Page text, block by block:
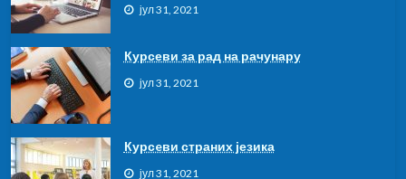
јул 31, 2021
Курсеви за рад на рачунару
јул 31, 2021
Курсeви страних језика
јул 31, 2021